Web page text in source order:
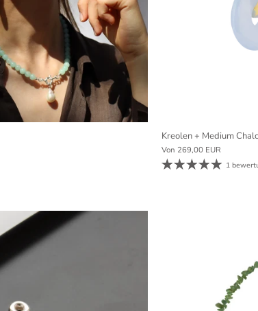
Kreolen + Medium
Von 269,00 EUR
1